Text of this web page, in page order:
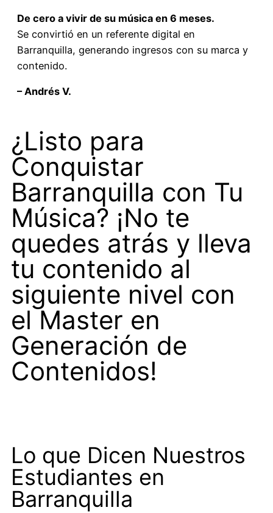
De cero a vivir de su música en 6 meses.
Se convirtió en un referente digital en
Barranquilla, generando ingresos con su marca y
contenido.
– Andrés V.
¿Listo para
Conquistar
Barranquilla con Tu
Música? ¡No te
quedes atrás y lleva
tu contenido al
siguiente nivel con
el Master en
Generación de
Contenidos!
Lo que Dicen Nuestros
Estudiantes en
Barranquilla